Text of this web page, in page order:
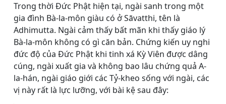
Trong thời Đức Phật hiện tại, ngài sanh trong một
gia đình Bà-la-môn giàu có ở Sāvatthi, tên là
Adhimutta. Ngài cảm thấy bất mãn khi thấy giáo lý
Bà-la-môn không có gì căn bản. Chứng kiến uy nghi
đức độ của Đức Phật khi tinh xá Kỳ Viên được dâng
cúng, ngài xuất gia và không bao lâu chứng quả A-
la-hán, ngài giáo giới các Tỷ-kheo sống với ngài, các
vị này rất là lực lưỡng, với bài kệ sau đây: